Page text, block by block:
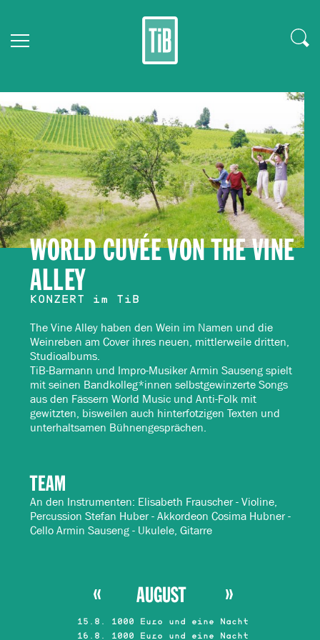
WORLD CUVÉE VON THE VINE
ALLEY
KONZERT im TiB
The Vine Alley haben den Wein im Namen und die
Weinreben am Cover ihres neuen, mittlerweile dritten,
Studioalbums.
TiB-Barmann und Impro-Musiker Armin Sauseng spielt
mit seinen Bandkolleg*innen selbstgewinzerte Songs
aus den Fässern World Music und Anti-Folk mit
gewitzten, bisweilen auch hinterfotzigen Texten und
unterhaltsamen Bühnengesprächen.
TEAM
An den Instrumenten: Elisabeth Frauscher - Violine,
Percussion Stefan Huber - Akkordeon Cosima Hubner -
Cello Armin Sauseng - Ukulele, Gitarre
AUGUST
15.8. 1000 Euro und eine Nacht
16.8. 1000 Euro und eine Nacht